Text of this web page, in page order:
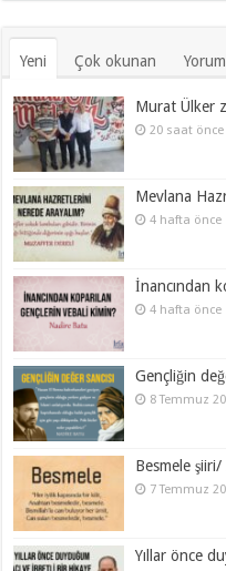
Yeni Çok okunan
Murat Ülker
20 saat önce
Mevlana
4 hafta önce
İnancından
4 hafta önce
Gençliğin
8 Temmuz
Besmele
7 Temmuz
Yıllar önce